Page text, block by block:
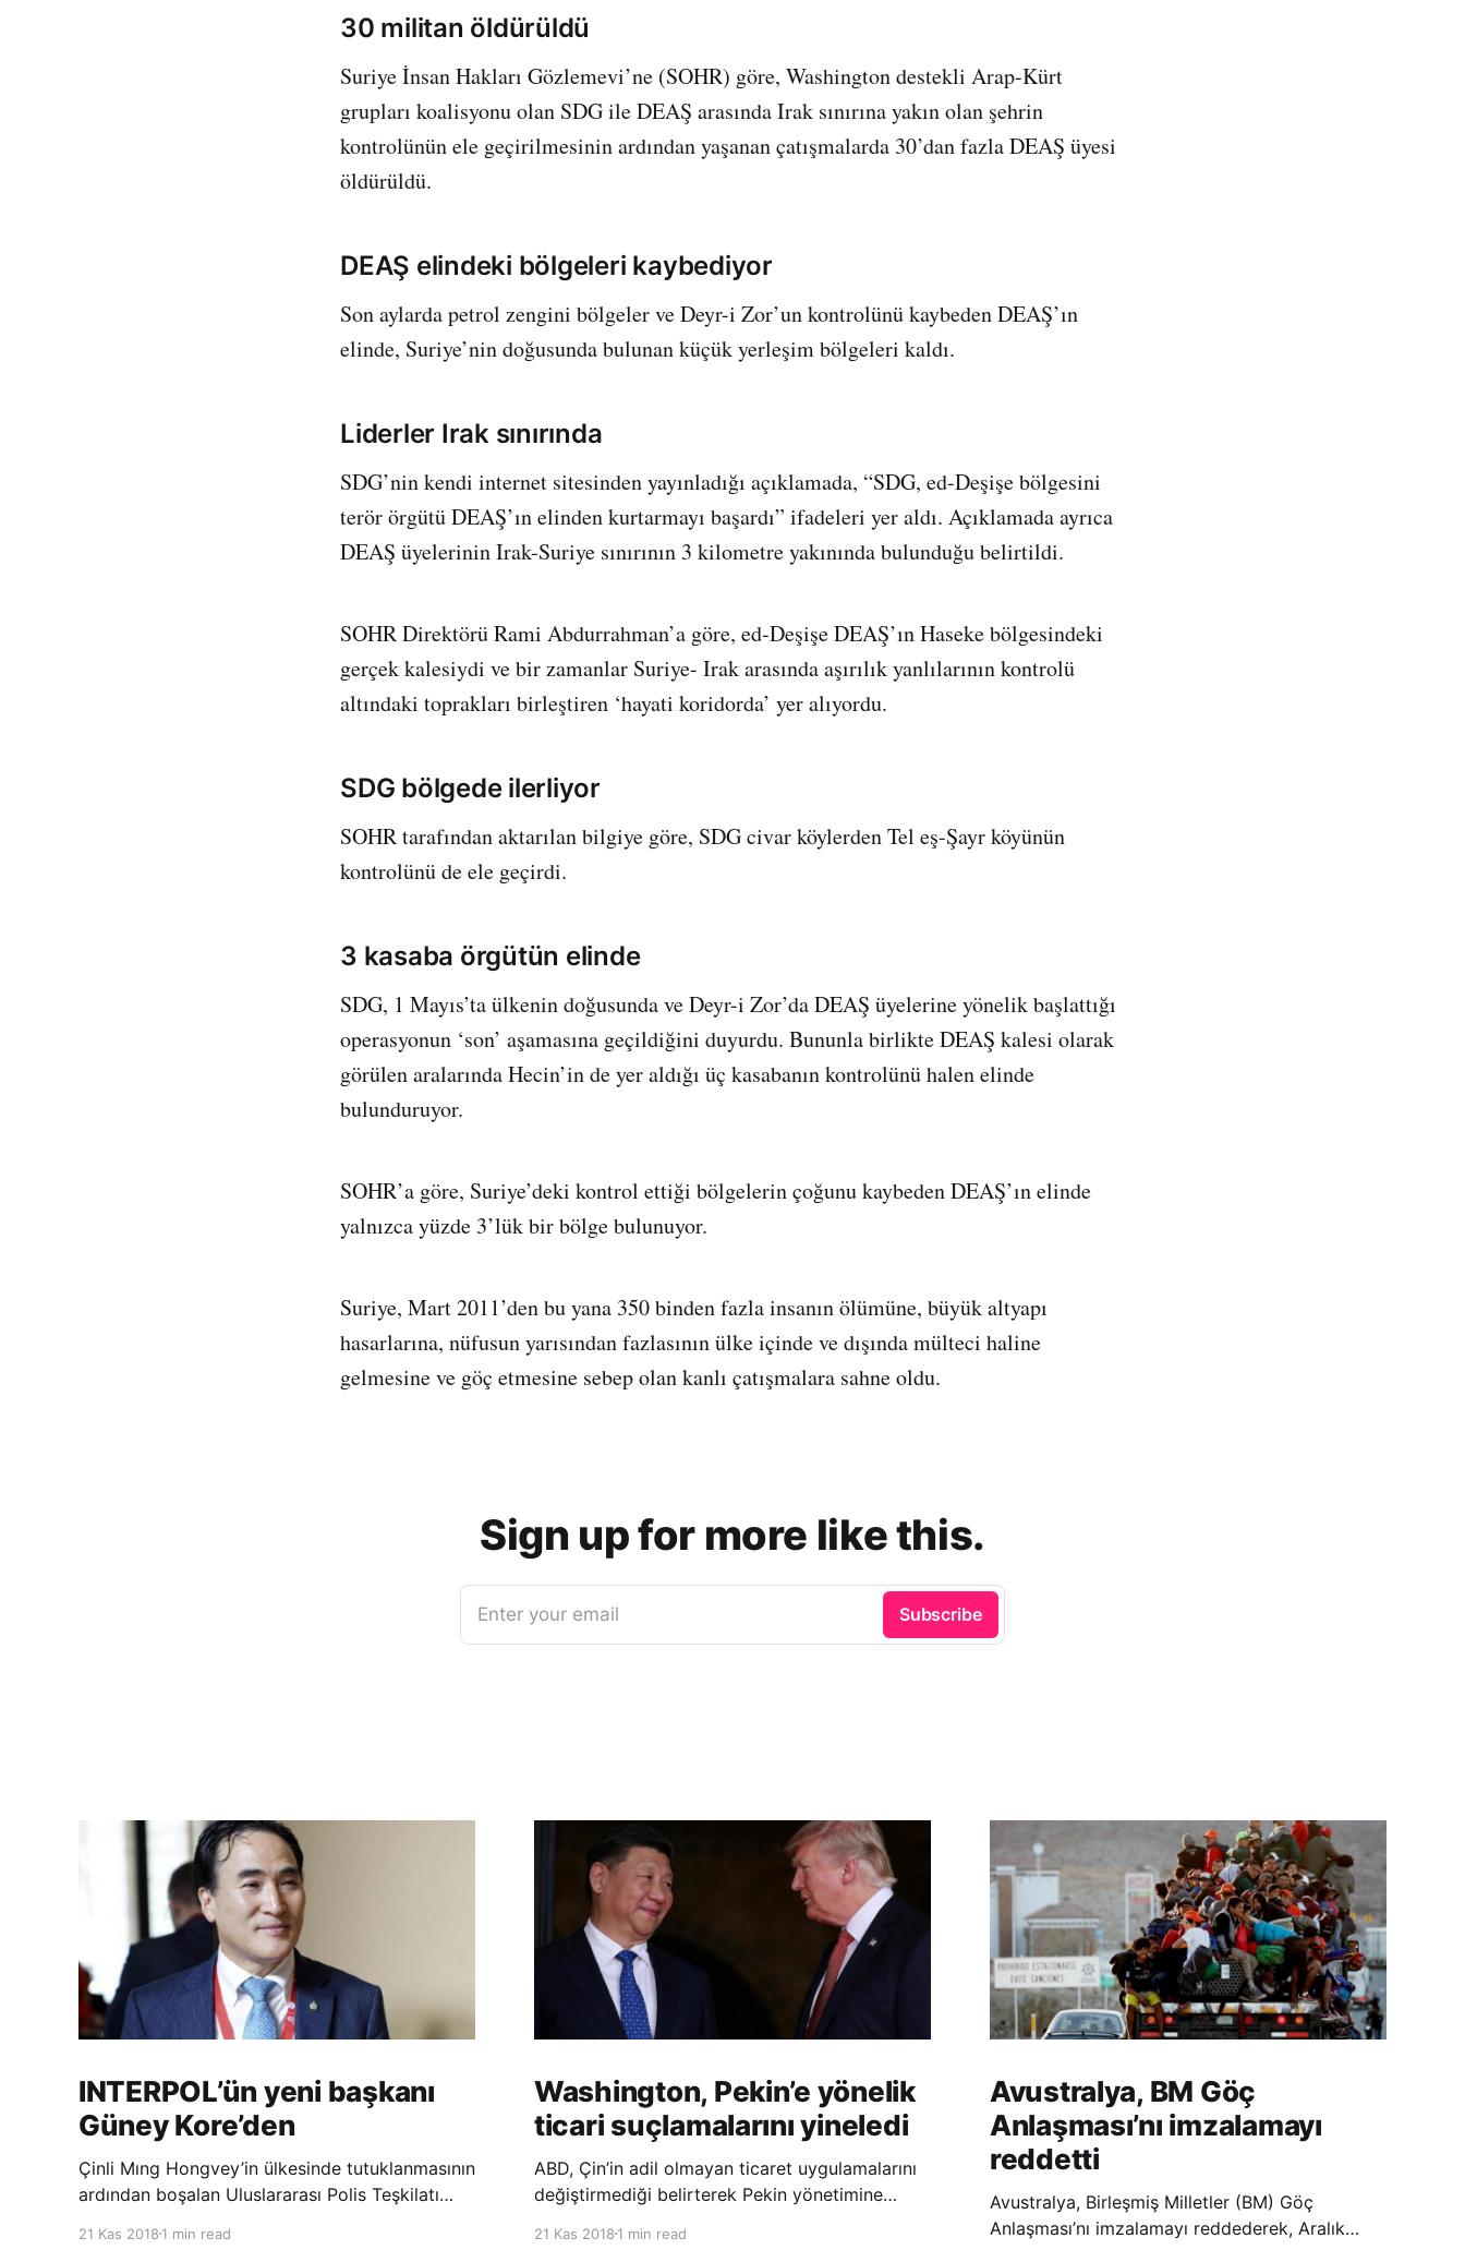
30 militan öldürüldü
Suriye İnsan Hakları Gözlemevi’ne (SOHR) göre, Washington destekli Arap-Kürt
grupları koalisyonu olan SDG ile DEAŞ arasında Irak sınırına yakın olan şehrin
kontrolünün ele geçirilmesinin ardından yaşanan çatışmalarda 30’dan fazla DEAŞ üyesi
öldürüldü.
DEAŞ elindeki bölgeleri kaybediyor
Son aylarda petrol zengini bölgeler ve Deyr-i Zor’un kontrolünü kaybeden DEAŞ’ın
elinde, Suriye’nin doğusunda bulunan küçük yerleşim bölgeleri kaldı.
Liderler Irak sınırında
SDG’nin kendi internet sitesinden yayınladığı açıklamada, “SDG, ed-Deşişe bölgesini
terör örgütü DEAŞ’ın elinden kurtarmayı başardı” ifadeleri yer aldı. Açıklamada ayrıca
DEAŞ üyelerinin Irak-Suriye sınırının 3 kilometre yakınında bulunduğu belirtildi.
SOHR Direktörü Rami Abdurrahman’a göre, ed-Deşişe DEAŞ’ın Haseke bölgesindeki
gerçek kalesiydi ve bir zamanlar Suriye- Irak arasında aşırılık yanlılarının kontrolü
altındaki toprakları birleştiren ‘hayati koridorda’ yer alıyordu.
SDG bölgede ilerliyor
SOHR tarafından aktarılan bilgiye göre, SDG civar köylerden Tel eş-Şayr köyünün
kontrolünü de ele geçirdi.
3 kasaba örgütün elinde
SDG, 1 Mayıs’ta ülkenin doğusunda ve Deyr-i Zor’da DEAŞ üyelerine yönelik başlattığı
operasyonun ‘son’ aşamasına geçildiğini duyurdu. Bununla birlikte DEAŞ kalesi olarak
görülen aralarında Hecin’in de yer aldığı üç kasabanın kontrolünü halen elinde
bulunduruyor.
SOHR’a göre, Suriye’deki kontrol ettiği bölgelerin çoğunu kaybeden DEAŞ’ın elinde
yalnızca yüzde 3’lük bir bölge bulunuyor.
Suriye, Mart 2011’den bu yana 350 binden fazla insanın ölümüne, büyük altyapı
hasarlarına, nüfusun yarısından fazlasının ülke içinde ve dışında mülteci haline
gelmesine ve göç etmesine sebep olan kanlı çatışmalara sahne oldu.
Sign up for more like this.
Enter your email Subscribe
INTERPOL’ün yeni başkanı
Güney Kore’den
Çinli Mıng Hongvey’in ülkesinde tutuklanmasının
ardından boşalan Uluslararası Polis Teşkilatı
Jong Yang seçildi. INTERPOL Genel Kurulu’nun
21 Kas 2018 1 min read
Washington, Pekin’e yönelik
ticari suçlamalarını yineledi
ABD, Çin’in adil olmayan ticaret uygulamalarını
değiştirmediği belirterek Pekin yönetimine
Temsilciliği’nin Çin’in fikri mülkiyet ve teknoloji
21 Kas 20181 min read
Avustralya, BM Göç
Anlaşması’nı imzalamayı
reddetti
Avustralya, Birleşmiş Milletler (BM) Göç
Anlaşması’nı imzalamayı reddederek, Aralık